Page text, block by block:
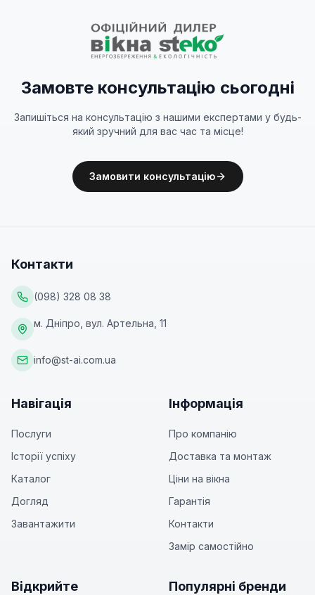
Замовте консультацію сьогодні
Запишіться на консультацію з нашими експертами у будь-
який зручний для вас час та місце!
Замовити консультацію
Контакти
(098) 328 08 38
м. Дніпро, вул. Артельна, 11
info@st-ai.com.ua
Навігація
Послуги
Історії успіху
Каталог
Догляд
Завантажити
Інформація
Про компанію
Доставка та монтаж
Ціни на вікна
Гарантія
Контакти
Замір самостійно
Відкрийте Популярні бренди